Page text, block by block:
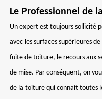
Le Professionnel de
Un expert est toujours sollicité
avec les surfaces supérieures
fuite de toiture, le recours aux
de mise. Par conséquent, on
de la toiture qui connait toutes